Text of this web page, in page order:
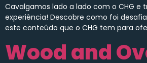
Cavalgamos lado a lado com o CHG e
experiência! Descobre como foi
este conteúdo que o CHG tem para
Wood and